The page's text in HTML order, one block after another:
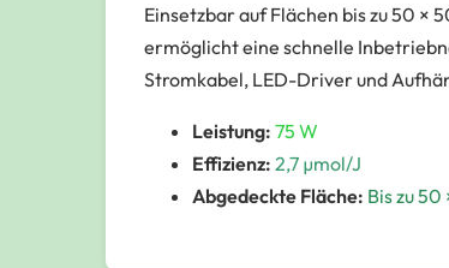
Einsetzbar auf Flächen bis zu 50 ×
ermöglicht eine schnelle
Stromkabel, LED-Driver und
Leistung: 75 W
Effizienz: 2,7 µmol/J
Abgedeckte Fläche: Bis zu 50